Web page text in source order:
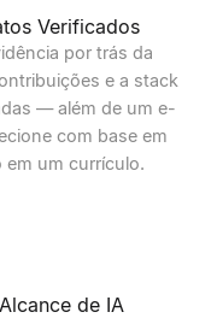
Verificados
por trás da
e a stack
— além de um e-
com base em
em um currículo.
de IA